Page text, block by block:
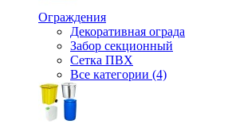
Ограждения
Декоративная ограда
Забор секционный
Сетка ПВХ
Все категории (4)